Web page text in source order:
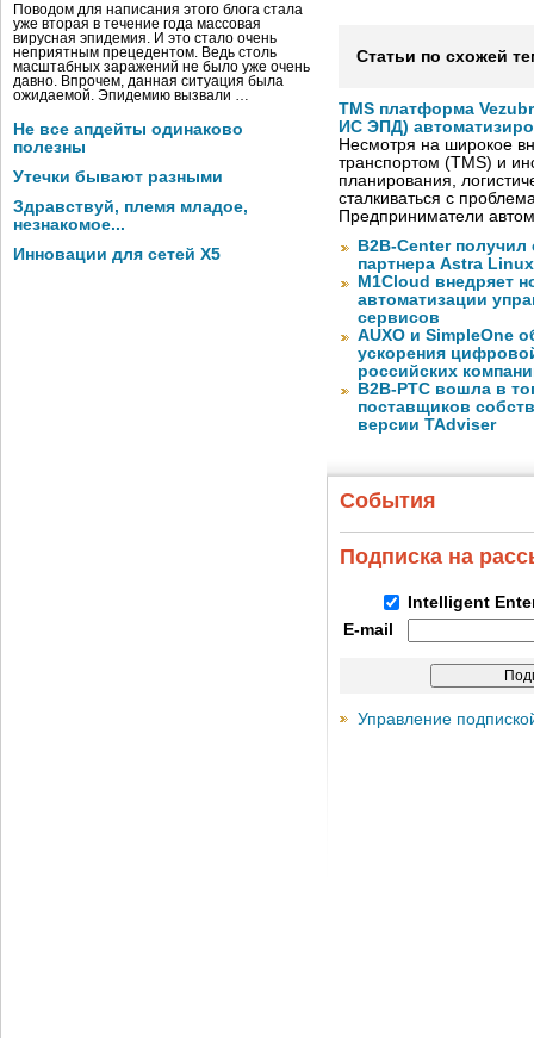
Поводом для написания этого блога стала
уже вторая в течение года массовая
вирусная эпидемия. И это стало очень
неприятным прецедентом. Ведь столь
масштабных заражений не было уже очень
давно. Впрочем, данная ситуация была
ожидаемой. Эпидемию вызвали …
Не все апдейты одинаково
полезны
Утечки бывают разными
Здравствуй, племя младое,
незнакомое...
Инновации для сетей X5
Статьи по схожей
TMS платформа
ИС ЭПД)
Несмотря на широкое
транспортом (TMS) и
планирования,
сталкиваться с
Предприниматели
B2B-Center получил
партнера Astra Linux
M1Cloud внедряет
автоматизации
сервисов
AUXO и SimpleOne
ускорения
российских
B2B-РТС вошла в
поставщиков
версии TAdviser
События
Подписка на
Intelligent
E-mail
Управление